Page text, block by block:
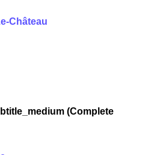
Château
(Complete